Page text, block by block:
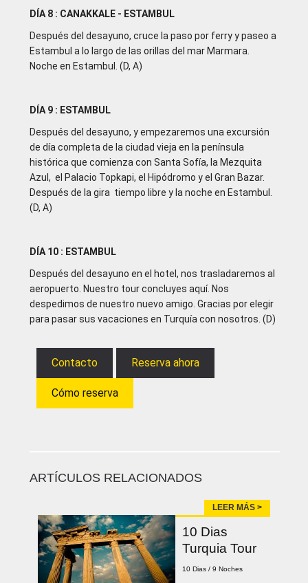
DÍA 8 : CANAKKALE - ESTAMBUL
Después del desayuno, cruce la paso por ferry y paseo a
Estambul a lo largo de las orillas del mar Marmara.
Noche en Estambul. (D, A)
DÍA 9 : ESTAMBUL
Después del desayuno, y empezaremos una excursión
de día completa de la ciudad vieja en la península
histórica que comienza con Santa Sofía, la Mezquita
Azul, el Palacio Topkapi, el Hipódromo y el Gran Bazar.
Después de la gira tiempo libre y la noche en Estambul.
(D, A)
DÍA 10 : ESTAMBUL
Después del desayuno en el hotel, nos trasladaremos al
aeropuerto. Nuestro tour concluyes aquí. Nos
despedimos de nuestro nuevo amigo. Gracias por elegir
para pasar sus vacaciones en Turquía con nosotros. (D)
Contacto Reserva ahora
Cómo reserva
ARTÍCULOS RELACIONADOS
LEER MÁS >
10 Dias
Turquia Tour
10 Dias / 9 Noches